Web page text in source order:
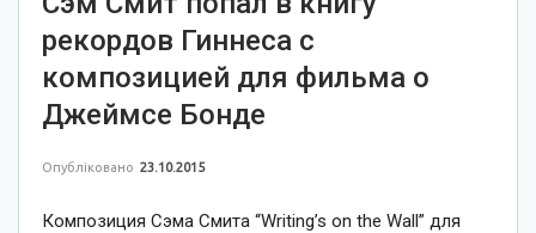
рекордов Гиннеса с
композицией для фильма о
Джеймсе Бонде
Опубліковано 23.10.2015
Композиция Сэма Смита “Writing’s on the Wall” для